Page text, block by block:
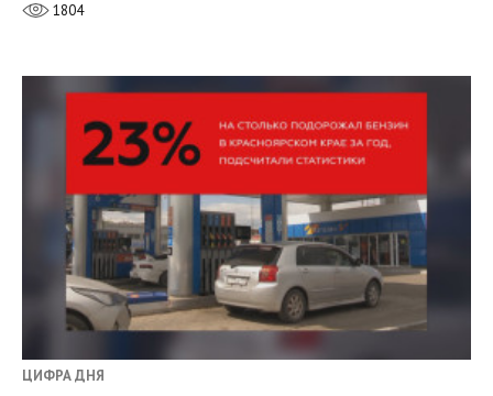
1804
ЦИФРА ДНЯ